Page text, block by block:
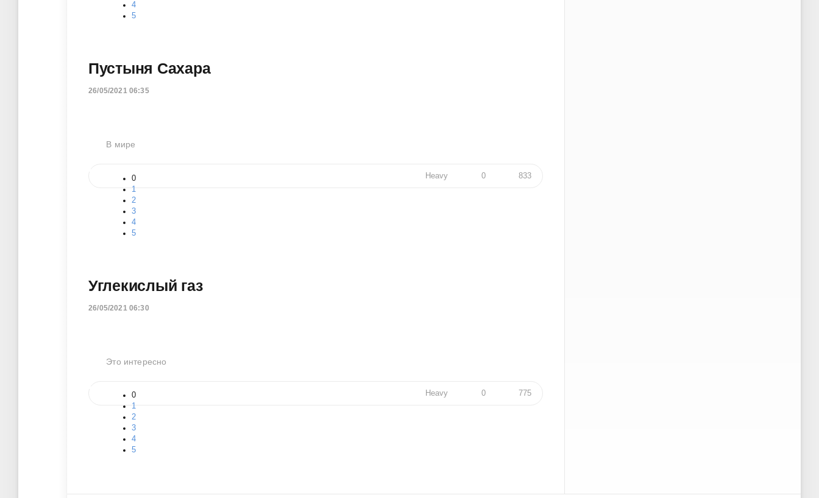
4
5
Пустыня Сахара
26/05/2021 06:35
В мире
0
1
2
3
4
5
Heavy 0 833
Углекислый газ
26/05/2021 06:30
Это интересно
0
1
2
3
4
5
Heavy 0 775